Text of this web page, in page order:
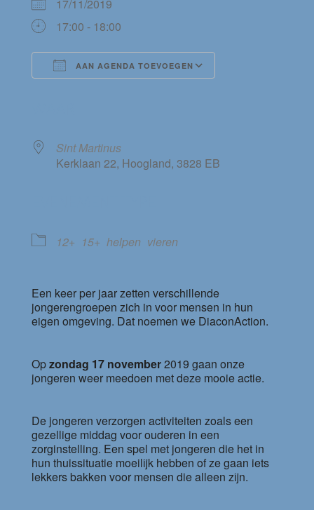
17/11/2019
17:00 - 18:00
AAN AGENDA TOEVOEGEN
Sint Martinus
Kerklaan 22, Hoogland, 3828 EB
12+ 15+ helpen vieren
Een keer per jaar zetten verschillende
jongerengroepen zich in voor mensen in hun
eigen omgeving. Dat noemen we DiaconAction.
Opzondag 17 november2019 gaan onze
jongeren weer meedoen met deze mooie actie.
De jongeren verzorgen activiteiten zoals een
gezellige middag voor ouderen in een
zorginstelling. Een spel met jongeren die het in
hun thuissituatie moeilijk hebben of ze gaan iets
lekkers bakken voor mensen die alleen zijn.